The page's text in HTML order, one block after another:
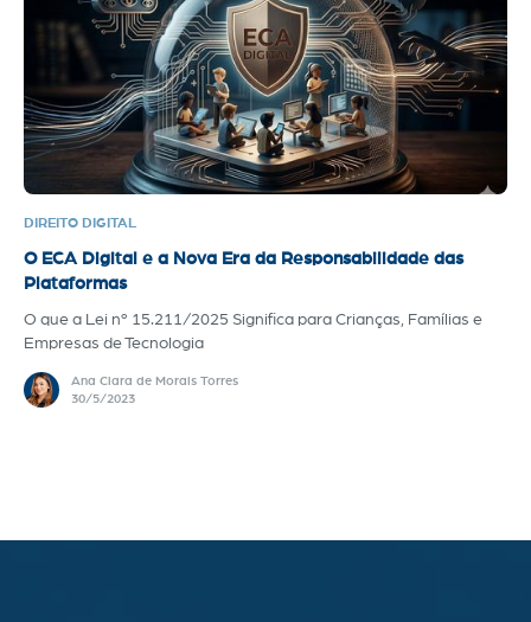
DIREITO DIGITAL
O ECA Digital e a Nova Era da Responsabilidade das
Plataformas
O que a Lei nº 15.211/2025 Significa para Crianças, Famílias e
Empresas de Tecnologia
Ana Clara de Morais Torres
30/5/2023